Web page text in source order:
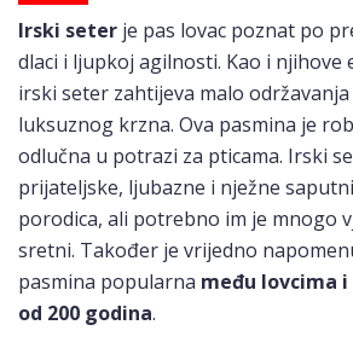
Irski seter je pas lovac poznat po
dlaci i ljupkoj agilnosti. Kao i njihove
irski seter zahtijeva malo
luksuznog krzna. Ova pasmina je
odlučna u potrazi za pticama. Irski
prijateljske, ljubazne i nježne
porodica, ali potrebno im je mnogo
sretni. Također je vrijedno
pasmina popularna među lovcima
od 200 godina.